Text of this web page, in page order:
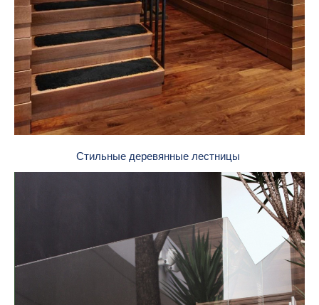
Стильные деревянные лестницы